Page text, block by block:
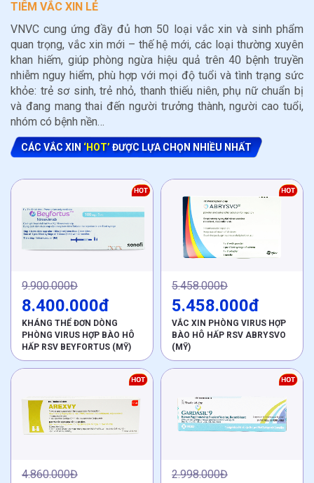
TIÊM VẮC XIN LẺ
VNVC cung ứng đầy đủ hơn 50 loại vắc xin và sinh phẩm
quan trọng, vắc xin mới – thế hệ mới, các loại thường xuyên
khan hiếm, giúp phòng ngừa hiệu quả trên 40 bệnh truyền
nhiễm nguy hiểm, phù hợp với mọi độ tuổi và tình trạng sức
khỏe: trẻ sơ sinh, trẻ nhỏ, thanh thiếu niên, phụ nữ chuẩn bị
và đang mang thai đến người trưởng thành, người cao tuổi,
nhóm có bệnh nền…
CÁC VẮC XIN‘HOT’ĐƯỢC LỰA CHỌN NHIỀU NHẤT
9.900.000Đ
8.400.000đ
KHÁNG THỂ ĐƠN DÒNG
PHÒNG VIRUS HỢP BÀO HÔ
HẤP RSV BEYFORTUS (MỸ)
5.458.000Đ
5.458.000đ
VẮC XIN PHÒNG VIRUS HỢP
BÀO HÔ HẤP RSV ABRYSVO
(MỸ)
4.860.000Đ 2.998.000Đ